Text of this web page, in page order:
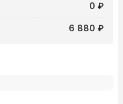
0 ₽
6 880 ₽